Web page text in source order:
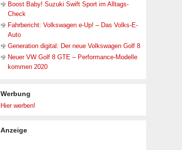
Boost Baby! Suzuki Swift Sport im Alltags-
Check
Fahrbericht: Volkswagen e-Up! – Das Volks-E-
Auto
Generation digital: Der neue Volkswagen Golf 8
Neuer VW Golf 8 GTE – Performance-Modelle
kommen 2020
Werbung
Hier werben!
Anzeige